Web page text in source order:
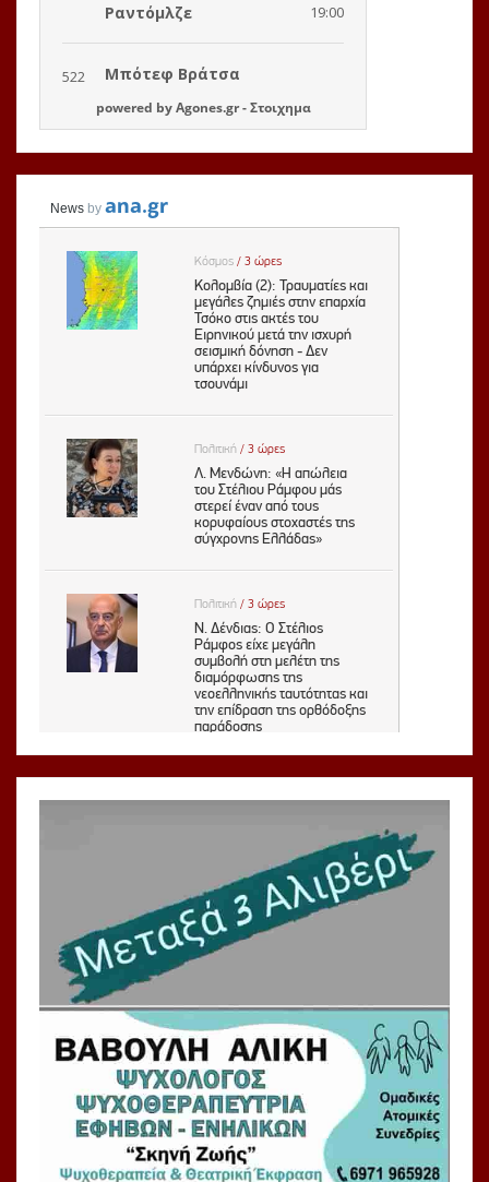
powered byAgones.gr-Στοιχημα